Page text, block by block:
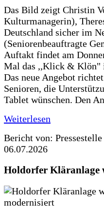
Das Bild zeigt Christin
Kulturmanagerin),
Deutschland sicher im
(Seniorenbeauftragte
Auftakt findet am
Mal das ,,Klick & Klön"
Das neue Angebot
Senioren, die
Tablet wünschen. Den
Weiterlesen
Bericht von:
06.07.2026
Holdorfer Kläranlage